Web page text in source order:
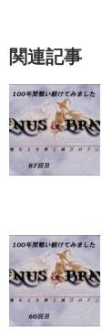
関連記事